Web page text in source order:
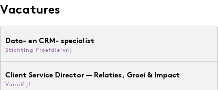
Vacatures
Data- en CRM- specialist
Stichting Proefdiervrij
Client Service Director — Relaties, Groei & Impact
VormVijf